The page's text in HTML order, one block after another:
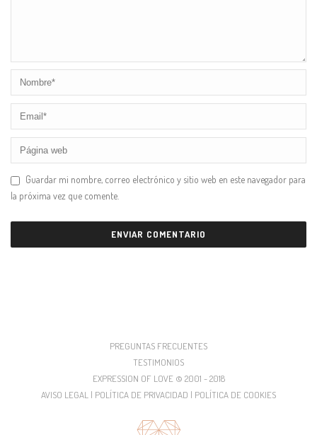
Guardar mi nombre, correo electrónico y sitio web en este navegador para
la próxima vez que comente.
PREGUNTAS FRECUENTES
TESTIMONIOS
EXPRESSION OF LOVE © 2001 - 2018
AVISO LEGAL | POLÍTICA DE PRIVACIDAD | POLÍTICA DE COOKIES